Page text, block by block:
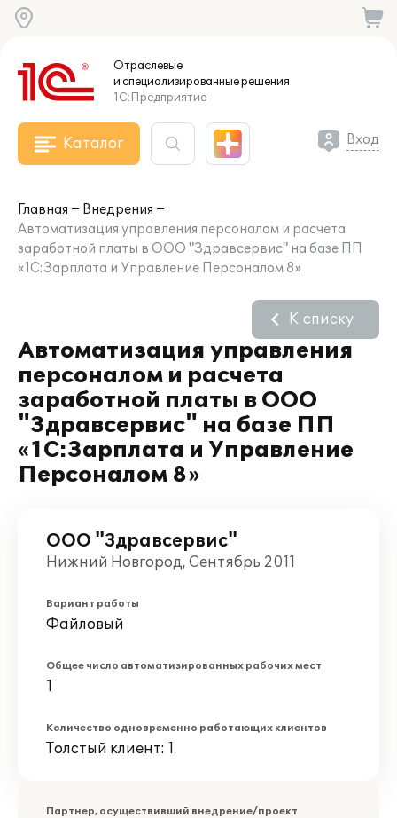
Отраслевые
и специализированныерешения
1С:Предприятие
Каталог Вход
Главная
Внедрения
Автоматизация управления персоналом и расчета
заработной платы в ООО "Здравсервис" на базе ПП
«1С:Зарплата и Управление Персоналом 8»
Автоматизация управления
персоналом и расчета
заработной платы в ООО
"Здравсервис" на базе ПП
«1С:Зарплата и Управление
Персоналом 8»
К списку
ООО "Здравсервис"
Нижний Новгород, Сентябрь 2011
Вариант работы
Файловый
Общее число автоматизированных рабочих мест
1
Количество одновременно работающих клиентов
Толстый клиент: 1
Партнер, осуществивший внедрение/проект